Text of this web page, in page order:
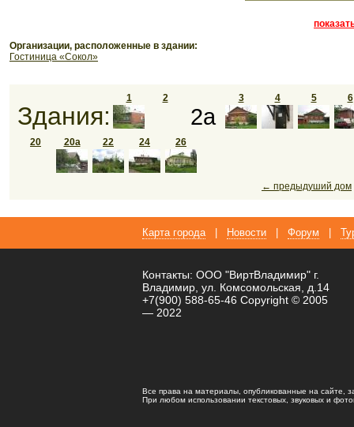
Организации, расположенные в здании:
Гостиница «Сокол»
Здания:
1 2
2а
3 4 5 6
20 20а 22 24 26
← предыдуший дом
Карта города Новости Форум
Контакты: ООО "ВиртВладимир" г.
Владимир, ул. Комсомольская, д.14
+7(900) 588-65-46 Copyright © 2005
— 2022
Все права на материалы, опубликованные на сайте,
При любом использовании текстовых, звуковых и